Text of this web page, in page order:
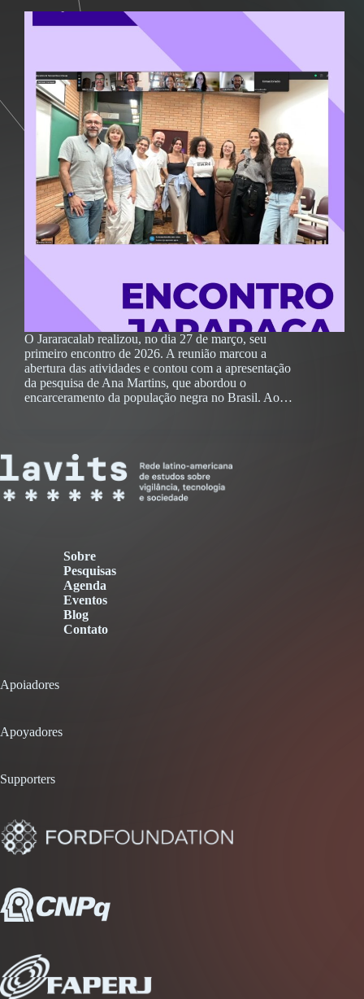
O Jararacalab realizou, no dia 27 de março, seu
primeiro encontro de 2026. A reunião marcou a
abertura das atividades e contou com a apresentação
da pesquisa de Ana Martins, que abordou o
encarceramento da população negra no Brasil. Ao…
Sobre
Pesquisas
Agenda
Eventos
Blog
Contato
Apoiadores
Apoyadores
Supporters